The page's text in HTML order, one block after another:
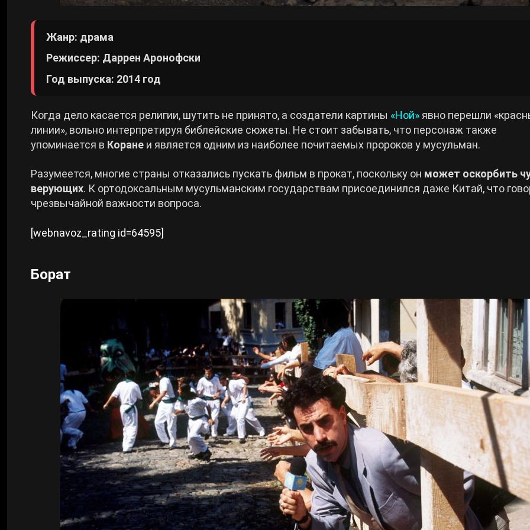
Жанр: драма
Режиссер: Даррен Аронофски
Год выпуска: 2014 год
Когда дело касается религии, шутить не принято, а создатели картины «Ной» явно перешли
линии», вольно интерпретируя библейские сюжеты. Не стоит забывать, что персонаж также
упоминается в Коране и является одним из наиболее почитаемых пророков у мусульман.
Разумеется, многие страны отказались пускать фильм в прокат, поскольку он может оскорбить
верующих. К ортодоксальным мусульманским государствам присоединился даже Китай, что
чрезвычайной важности вопроса.
[webnavoz_rating id=64595]
Борат